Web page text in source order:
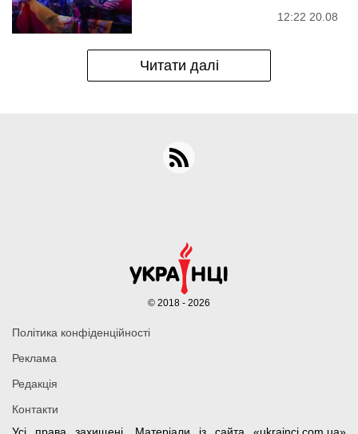
12:22 20.08
Читати далі
Політика конфіденційності
Реклама
Редакція
Контакти
© 2018 - 2026